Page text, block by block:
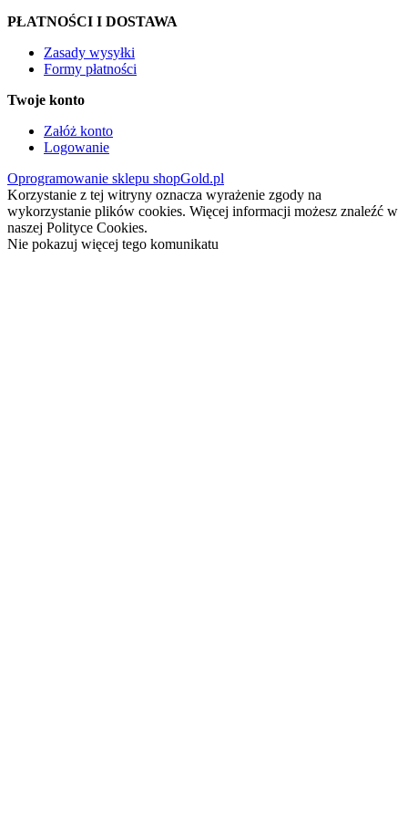
PŁATNOŚCI I DOSTAWA
Zasady wysyłki
Formy płatności
Twoje konto
Załóż konto
Logowanie
Oprogramowanie sklepu shopGold.pl
Korzystanie z tej witryny oznacza wyrażenie zgody na
wykorzystanie plików cookies. Więcej informacji możesz znaleźć w
naszej Polityce Cookies.
Nie pokazuj więcej tego komunikatu